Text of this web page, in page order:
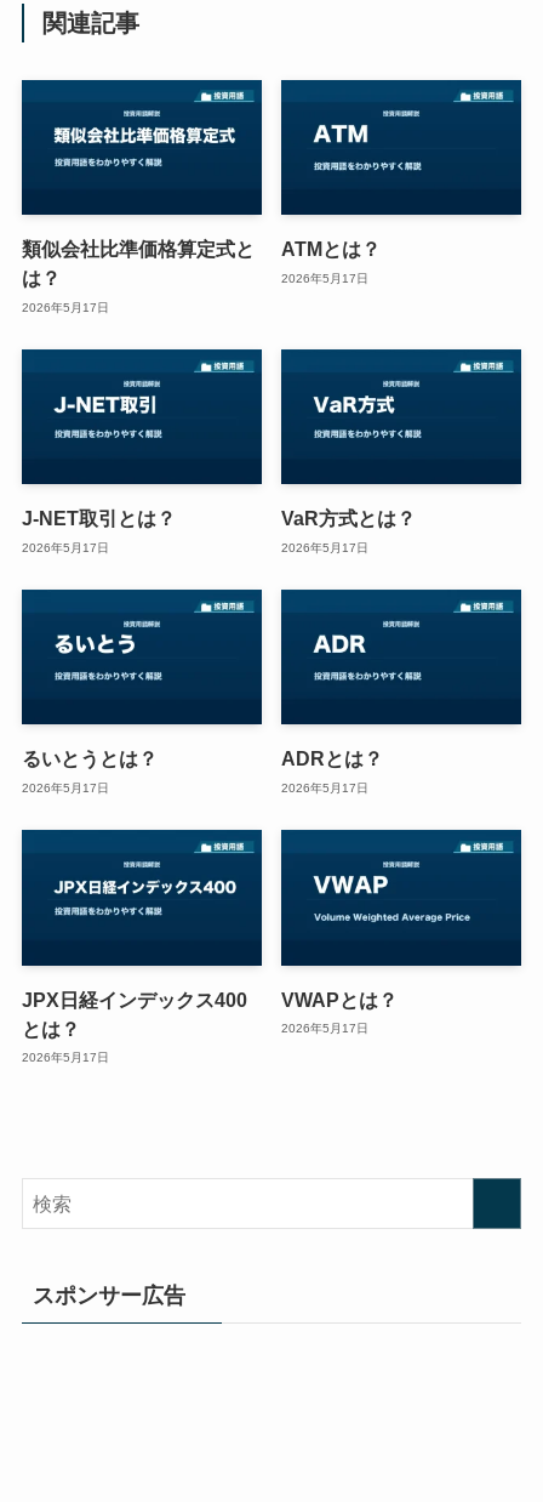
関連記事
類似会社比準価格算定式と
は？
2026年5月17日
ATMとは？
2026年5月17日
J-NET取引とは？
2026年5月17日
VaR方式とは？
2026年5月17日
るいとうとは？
2026年5月17日
ADRとは？
2026年5月17日
JPX日経インデックス400
とは？
2026年5月17日
VWAPとは？
2026年5月17日
スポンサー広告